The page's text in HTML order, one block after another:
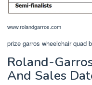
www.rolandgarros.com
prize garros wheelchair quad
Roland-
And Sales